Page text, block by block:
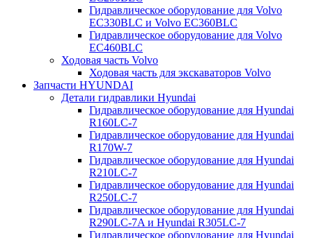
Гидравлическое оборудование для Volvo
EC330BLC и Volvo EC360BLC
Гидравлическое оборудование для Volvo
EC460BLC
Ходовая часть Volvo
Ходовая часть для экскаваторов Volvo
Запчасти HYUNDAI
Детали гидравлики Hyundai
Гидравлическое оборудование для Hyundai
R160LC-7
Гидравлическое оборудование для Hyundai
R170W-7
Гидравлическое оборудование для Hyundai
R210LC-7
Гидравлическое оборудование для Hyundai
R250LC-7
Гидравлическое оборудование для Hyundai
R290LC-7A и Hyundai R305LC-7
Гидравлическое оборудование для Hyundai